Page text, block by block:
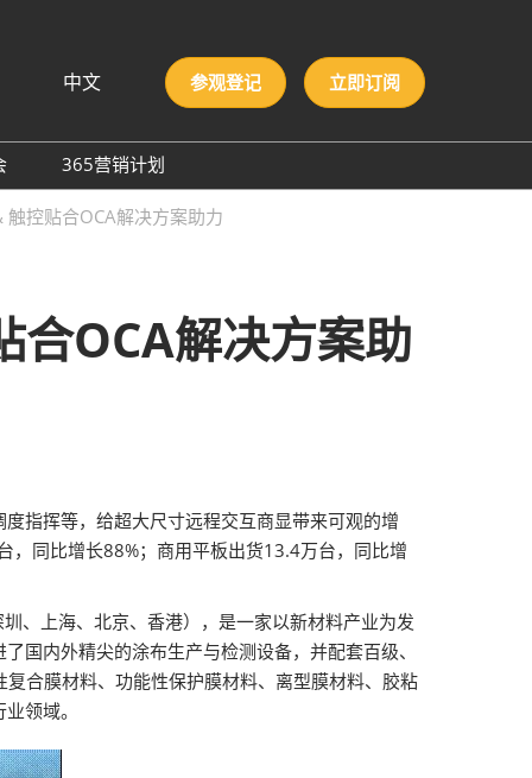
中文
語
参观登记 立即订阅
国际胶粘剂及化工原料
材料周
新材料新工艺及色彩展
365营销计划
控贴合OCA解决方案助力
OCA解决方案助
指挥等，给超大尺寸远程交互商显带来可观的增
同比增长88%；商用平板出货13.4万台，同比增
、上海、北京、香港），是一家以新材料产业为发
国内外精尖的涂布生产与检测设备，并配套百级、
合膜材料、功能性保护膜材料、离型膜材料、胶粘
领域。